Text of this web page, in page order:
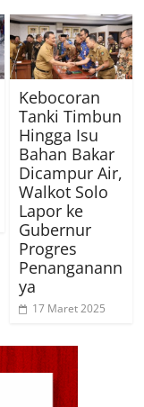
Kebocoran
Tanki Timbun
Hingga Isu
Bahan Bakar
Dicampur Air,
Walkot Solo
Lapor ke
Gubernur
Progres
Penanganann
ya
17 Maret 2025